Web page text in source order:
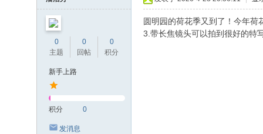
0
主题
0
回帖
0
积分
新手上路
积分 0
发消息
圆明园的荷花季又到了！今年荷
3.带长焦镜头可以拍到很好的特